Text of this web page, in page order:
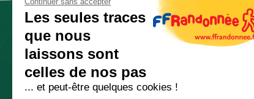
Les seules traces
que nous
laissons sont
celles de nos pas
... et peut-être quelques cookies !